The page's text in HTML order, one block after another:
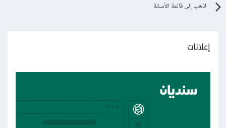
اذهب إلى قائمة الأسئلة
إعلانات